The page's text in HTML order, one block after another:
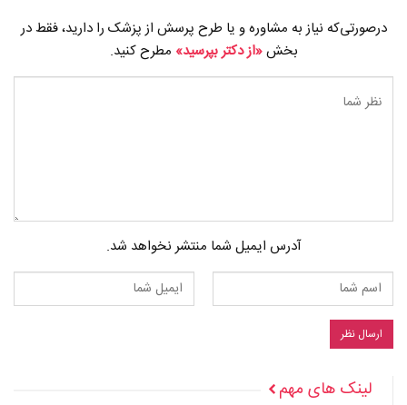
درصورتی‌که نیاز به مشاوره و یا طرح پرسش از پزشک را دارید، فقط در
بخش«از دکتر بپرسید» مطرح کنید.
آدرس ایمیل شما منتشر نخواهد شد.
لینک های مهم